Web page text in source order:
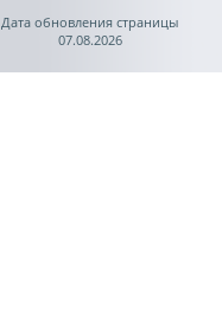
Дата обновления страницы
07.08.2026